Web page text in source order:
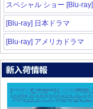
スペシャル ショー [Blu-ray]
[Blu-ray] 日本ドラマ
[Blu-ray] アメリカドラマ